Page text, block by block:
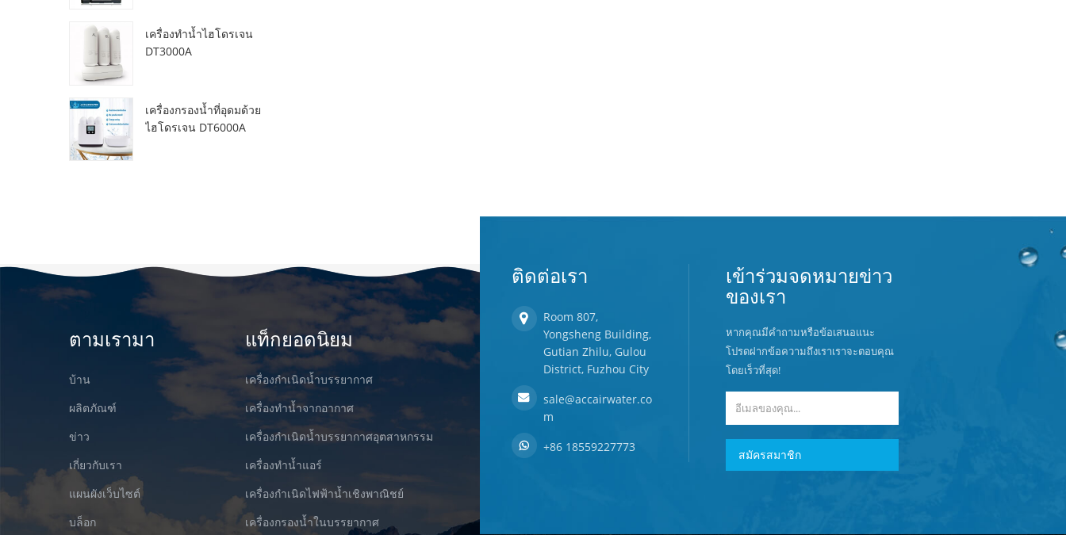
เครื่องทำน้ำไฮโดรเจน
DT3000A
เครื่องกรองน้ำที่อุดมด้วย
ไฮโดรเจน DT6000A
ตามเรามา
บ้าน
ผลิตภัณฑ์
ข่าว
เกี่ยวกับเรา
แผนผังเว็บไซต์
บล็อก
แท็กยอดนิยม
เครื่องกำเนิดน้ำบรรยากาศ
เครื่องทำน้ำจากอากาศ
เครื่องกำเนิดน้ำบรรยากาศอุตสาหกรรม
เครื่องทำน้ำแอร์
เครื่องกำเนิดไฟฟ้าน้ำเชิงพาณิชย์
เครื่องกรองน้ำในบรรยากาศ
ติดต่อเรา
Room 807,
Yongsheng Building,
Gutian Zhilu, Gulou
District, Fuzhou City
sale@accairwater.co
m
+86 18559227773
เข้าร่วมจดหมายข่าว
ของเรา
หากคุณมีคำถามหรือข้อเสนอแนะ
โปรดฝากข้อความถึงเราเราจะตอบคุณ
โดยเร็วที่สุด!
สมัครสมาชิก